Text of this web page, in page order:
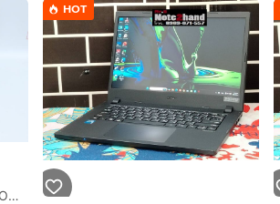
NOTEBOOK 2 IN 1 LENOVO YOGA 7 14IRH8 Core i5-1340P Ram16.512GB Touch Screen
HOT